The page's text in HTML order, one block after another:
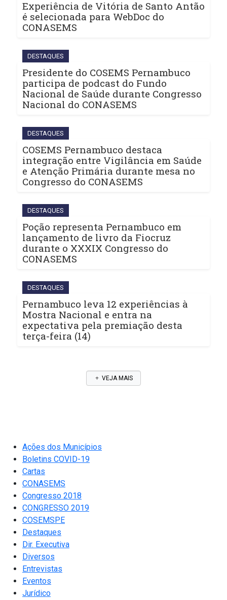
Experiência de Vitória de Santo Antão
é selecionada para WebDoc do
CONASEMS
DESTAQUES
Presidente do COSEMS Pernambuco
participa de podcast do Fundo
Nacional de Saúde durante Congresso
Nacional do CONASEMS
DESTAQUES
COSEMS Pernambuco destaca
integração entre Vigilância em Saúde
e Atenção Primária durante mesa no
Congresso do CONASEMS
DESTAQUES
Poção representa Pernambuco em
lançamento de livro da Fiocruz
durante o XXXIX Congresso do
CONASEMS
DESTAQUES
Pernambuco leva 12 experiências à
Mostra Nacional e entra na
expectativa pela premiação desta
terça-feira (14)
VEJA MAIS
Ações dos Municípios
Boletins COVID-19
Cartas
CONASEMS
Congresso 2018
CONGRESSO 2019
COSEMSPE
Destaques
Dir. Executiva
Diversos
Entrevistas
Eventos
Jurídico